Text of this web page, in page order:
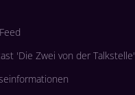
'Die Zwei von der Talkstelle'